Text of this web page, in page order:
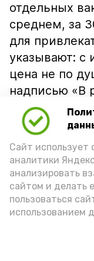
Сайт использует
аналитики
анализировать
сайтом и делать
пользоваться
использованием
отдельных
среднем, за
для
указывают: с
цена не по
надписью «В